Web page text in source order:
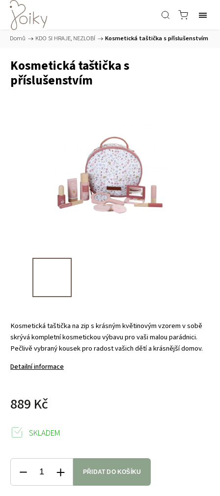
Domů / KDO SI HRAJE, NEZLOBÍ / Kosmetická taštička s příslušenstvím
Kosmetická taštička s
příslušenstvím
Kosmetická taštička na zip s krásným květinovým vzorem v sobě
skrývá kompletní kosmetickou výbavu pro vaši malou parádnici.
Pečlivě vybraný kousek pro radost vašich dětí a krásnější domov.
Detailní informace
889 Kč
SKLADEM
PŘIDAT DO KOŠÍKU